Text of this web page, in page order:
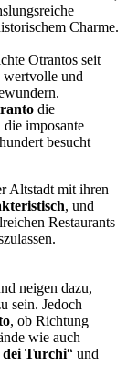
Charme.
Otrantos seit
wertvolle und
die
die imposante
besucht
Altstadt mit ihren
, und
Restaurants
neigen dazu,
sein. Jedoch
, ob Richtung
wie auch
dei Turchi“ und